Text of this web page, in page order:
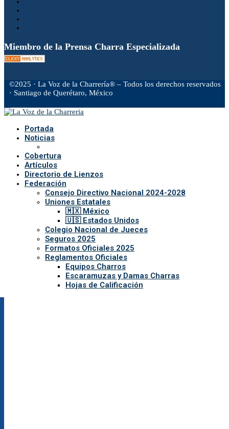
Miembro de la Prensa Charra Especializada
©2025 · La Voz de la Charrería® – Todos los derechos reservados
· Santiago de Querétaro, México
Portada
Noticias
Cobertura
Artículos
Directorio de Lienzos
Federación
Consejo Directivo Nacional 2024-2028
Uniones Estatales
🇲🇽 México
🇺🇸 Estados Unidos
Colegio Nacional de Jueces
Seguros 2025
Formatos Oficiales 2025
Reglamentos Oficiales
Equipos Charros
Escaramuzas y Damas Charras
Hojas de Calificación